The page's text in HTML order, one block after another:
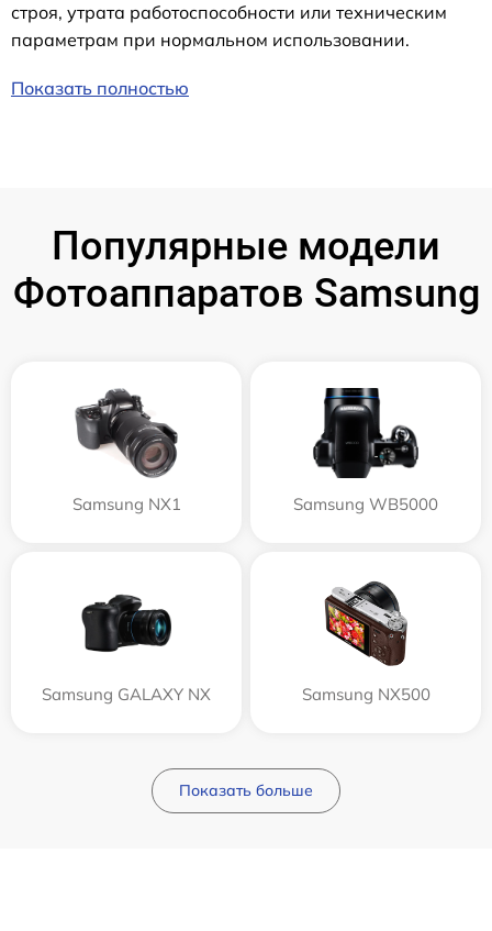
строя, утрата работоспособности или техническим
параметрам при нормальном использовании.
Показать полностью
Популярные модели
Фотоаппаратов Samsung
Samsung NX1 Samsung WB5000
Samsung GALAXY NX Samsung NX500
Показать больше